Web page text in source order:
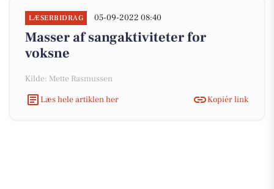
LÆSERBIDRAG 05-09-2022 08:40
Masser af sangaktiviteter for
voksne
Kilde: Mette Rasmussen
Læs hele artiklen her
Kopiér link